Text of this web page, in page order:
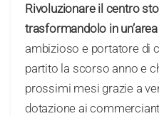
Rivoluzionare il centro
trasformandolo in
ambizioso e portatore di
partito la scorso anno e
prossimi mesi grazie a
dotazione ai